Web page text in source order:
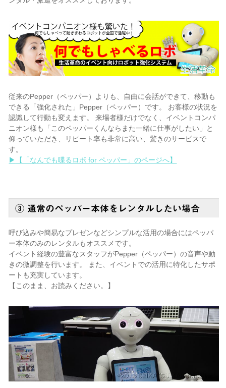
従来のPepper（ペッパー）よりも、自由に会話ができて、移動も
できる「強化された」Pepper（ペッパー）です。 お客様の状況を
認識して行動も変えます。 来場者様だけでなく、イベントコンパ
ニオン様も「このペッパーくんならまた一緒に仕事がしたい」と
仰っていただき、リピート率も非常に高い、驚きのサービスで
す。
▶
【「なんでも喋るロボ for ペッパー」のページへ】
③ 通常のペッパー本体をレンタルしたい場合
呼び込みや簡易なプレゼンなどシンプルな活用の場合にはペッパ
ー本体のみのレンタルもオススメです。
イベント経験の豊富なスタッフがPepper（ペッパー）の音声や動
きの微調整を行います。 また、イベントでの活用に特化したサポ
ートも充実しています。
【このまま、お読みください。】